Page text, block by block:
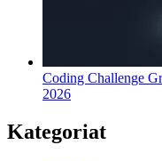
Coding Challenge
2026
Kategoriat